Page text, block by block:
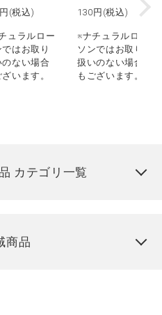
円(税込)
ュラルロー
ではお取り
のない場合
います。
130 円(税込)
※ナチュラルロー
ソンではお取り
扱いのない場合
もございます。
カテゴリ一覧
商品